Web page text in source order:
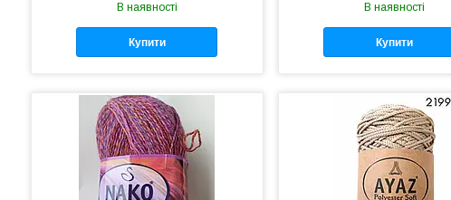
В наявності
Купити
В наявності
Купити